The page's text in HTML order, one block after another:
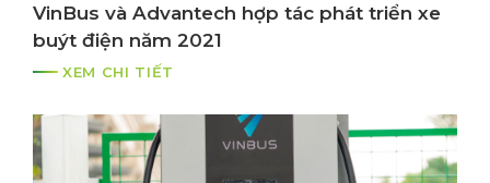
VinBus và Advantech hợp tác phát triển xe
buýt điện năm 2021
XEM CHI TIẾT